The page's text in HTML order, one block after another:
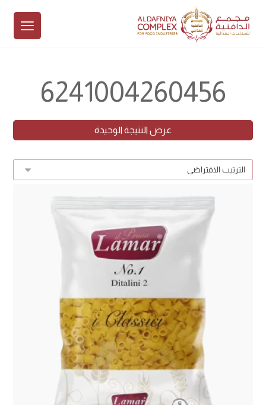
6241004260456
عرض النتيجة الوحيدة